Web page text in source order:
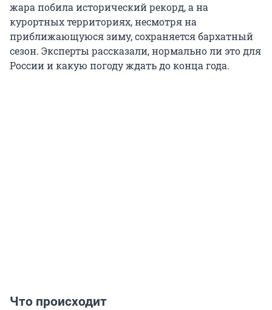
жара побила исторический рекорд, а на
курортных территориях, несмотря на
приближающуюся зиму, сохраняется бархатный
сезон. Эксперты рассказали, нормально ли это для
России и какую погоду ждать до конца года.
Что происходит